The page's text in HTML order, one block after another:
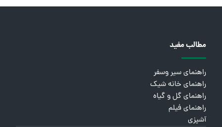
مطالب مفید
راهنمای سیر وسفر
راهنمای خانه شیک
راهنمای گل و گیاه
راهنمای فیلم
آشپزی